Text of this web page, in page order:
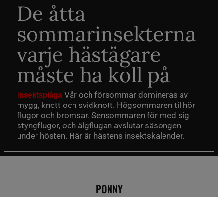
De åtta
sommarinsekterna
varje hästägare
måste ha koll på
Insektsplåga Vår och försommar domineras av
mygg, knott och svidknott. Högsommaren tillhör
flugor och bromsar. Sensommaren för med sig
styngflugor, och älgflugan avslutar säsongen
under hösten. Här är hästens insektskalender.
PONNY